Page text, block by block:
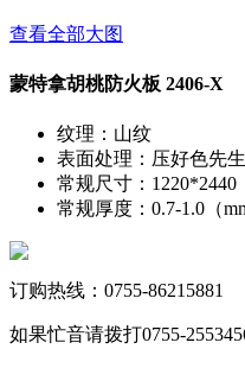
查看全部大图
蒙特拿胡桃防火板 2406-X
纹理 ： 山纹
表面处理 ： 压好色先
常规尺寸 ： 1220*2440
常规厚度 ： 0.7-1.0（
订购热线：0755-86215881
如果忙音请拨打0755-